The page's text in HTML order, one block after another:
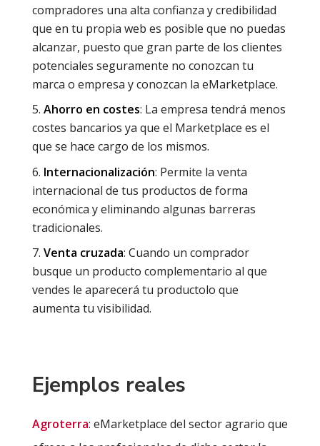
compradores una alta confianza y credibilidad
que en tu propia web es posible que no puedas
alcanzar, puesto que gran parte de los clientes
potenciales seguramente no conozcan tu
marca o empresa y conozcan la eMarketplace.
Ahorro en costes: La empresa tendrá menos
costes bancarios ya que el Marketplace es el
que se hace cargo de los mismos.
Internacionalización: Permite la venta
internacional de tus productos de forma
económica y eliminando algunas barreras
tradicionales.
Venta cruzada: Cuando un comprador
busque un producto complementario al que
vendes le aparecerá tu productolo que
aumenta tu visibilidad.
Ejemplos reales
Agroterra: eMarketplace del sector agrario que